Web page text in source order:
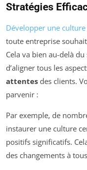
Stratégies
Développer une culture
toute entreprise
Cela va bien au-delà
d’aligner tous les
attentes des clients.
parvenir :
Par exemple, de
instaurer une culture
positifs significatifs.
des changements à